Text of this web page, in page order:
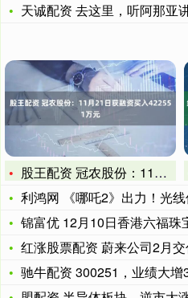
天诚配资 去这里，听阿那亚
股王配资 冠农股份：11月21日获融资买入422551万元
利鸿网 《哪吒2》出力！光
锦富优 12月10日香港六福
红涨股票配资 蔚来公司2月
驰牛配资 300251，业绩大增